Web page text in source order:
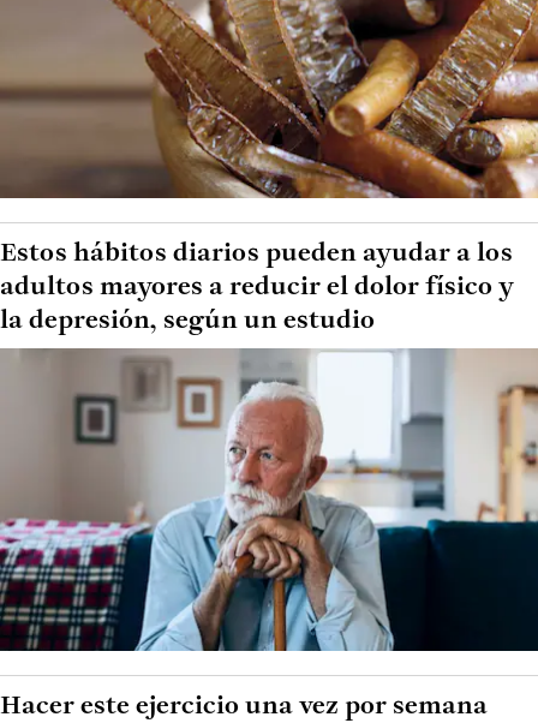
Estos hábitos diarios pueden ayudar a los
adultos mayores a reducir el dolor físico y
la depresión, según un estudio
Hacer este ejercicio una vez por semana